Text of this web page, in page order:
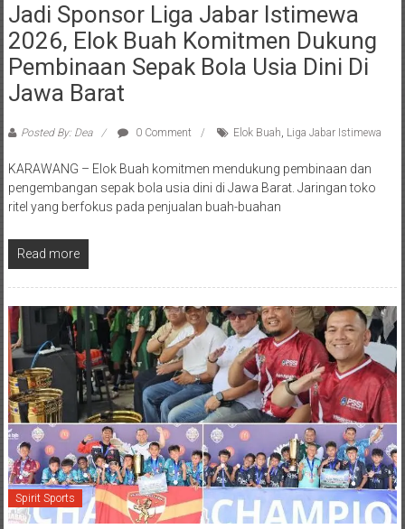
Jadi Sponsor Liga Jabar Istimewa
2026, Elok Buah Komitmen Dukung
Pembinaan Sepak Bola Usia Dini Di
Jawa Barat
Posted By: Dea 0 Comment Elok Buah, Liga Jabar Istimewa
KARAWANG – Elok Buah komitmen mendukung pembinaan dan
pengembangan sepak bola usia dini di Jawa Barat. Jaringan toko
ritel yang berfokus pada penjualan buah-buahan
Read more
Spirit Sports